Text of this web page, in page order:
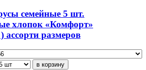
семейные 5 шт.
хлопок «Комфорт»
размеров